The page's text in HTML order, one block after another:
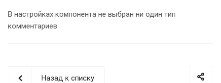
В настройках компонента не выбран ни один тип
комментариев
Назад к списку